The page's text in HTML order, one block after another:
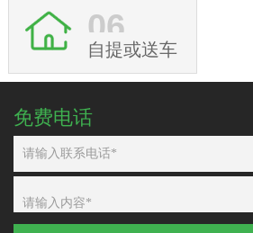
06
自提或送车
免费电话